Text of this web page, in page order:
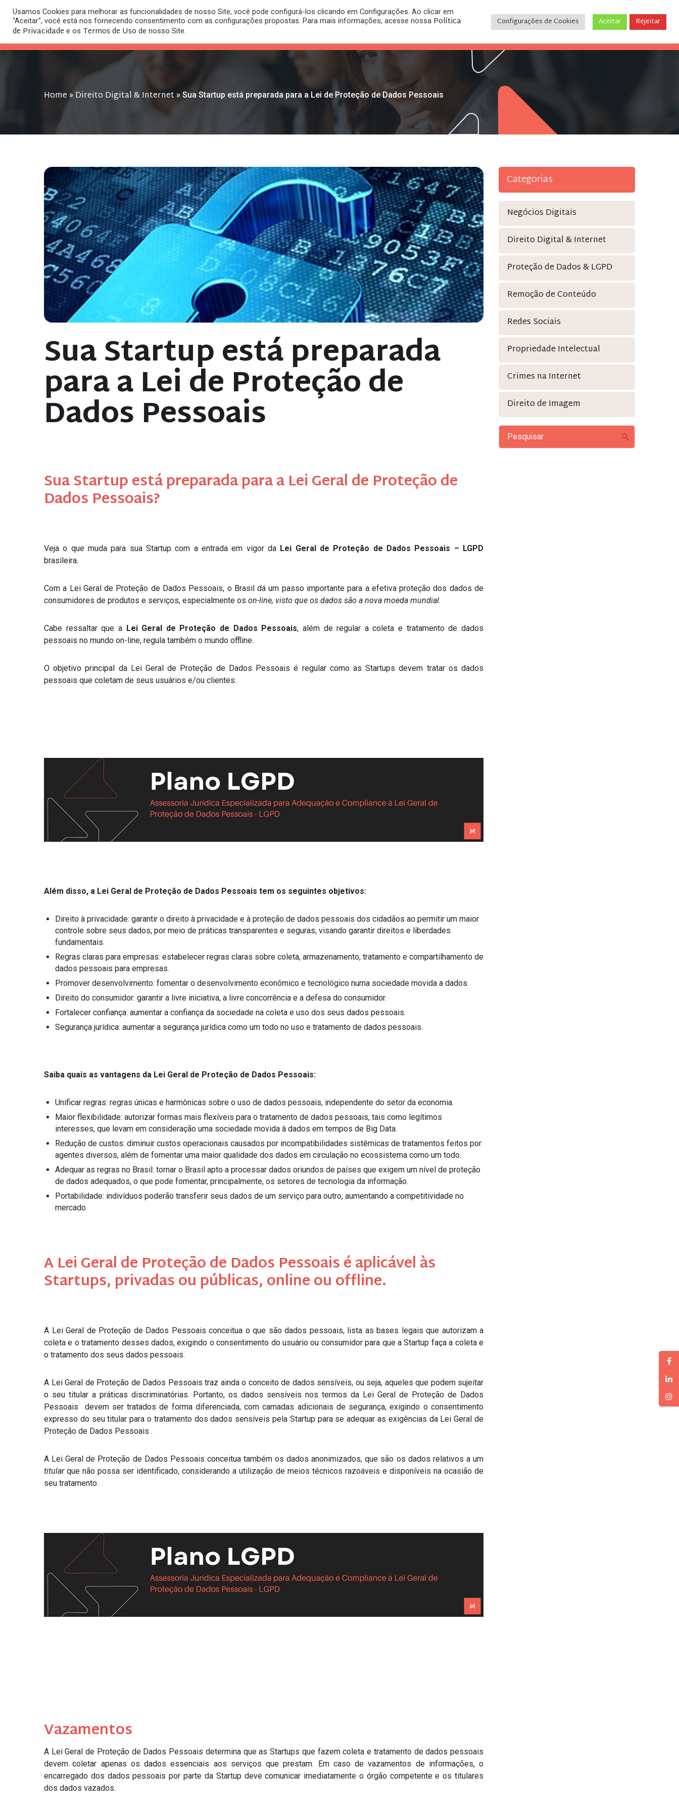
HOME O PLANO REGISTRO DE PUBLICAÇÕES CONTATO (31) 3243-9035
Home » Direito Digital & Internet» Sua Startup está preparada para a Lei de Proteção de Dados Pessoais
Sua Startup está preparada
para a Lei de Proteção de
Dados Pessoais
Sua Startup está preparada para a Lei Geral de Proteção de
Dados Pessoais?
Veja o que muda para sua Startup com a entrada em vigor da Lei Geral de Proteção de Dados Pessoais – LGPD
brasileira.
Com a Lei Geral de Proteção de Dados Pessoais, o Brasil dá um passo importante para a efetiva proteção dos dados de
consumidores de produtos e serviços, especialmente os on-line, visto que os dados são a nova moeda mundial.
Cabe ressaltar que a Lei Geral de Proteção de Dados Pessoais, além de regular a coleta e tratamento de dados
pessoais no mundo on-line, regula também o mundo offline.
O objetivo principal da Lei Geral de Proteção de Dados Pessoais é regular como as Startups devem tratar os dados
pessoais que coletam de seus usuários e/ou clientes.
Além disso, a Lei Geral de Proteção de Dados Pessoais tem os seguintes objetivos:
Direito à privacidade: garantir o direito à privacidade e à proteção de dados pessoais dos cidadãos ao permitir um maior
controle sobre seus dados, por meio de práticas transparentes e seguras, visando garantir direitos e liberdades
fundamentais.
Regras claras para empresas: estabelecer regras claras sobre coleta, armazenamento, tratamento e compartilhamento de
dados pessoais para empresas.
Promover desenvolvimento: fomentar o desenvolvimento econômico e tecnológico numa sociedade movida a dados.
Direito do consumidor: garantir a livre iniciativa, a livre concorrência e a defesa do consumidor.
Fortalecer confiança: aumentar a confiança da sociedade na coleta e uso dos seus dados pessoais.
Segurança jurídica: aumentar a segurança jurídica como um todo no uso e tratamento de dados pessoais.
Saiba quais as vantagens da Lei Geral de Proteção de Dados Pessoais:
Unificar regras: regras únicas e harmônicas sobre o uso de dados pessoais, independente do setor da economia.
Maior flexibilidade: autorizar formas mais flexíveis para o tratamento de dados pessoais, tais como legítimos
interesses, que levam em consideração uma sociedade movida à dados em tempos de Big Data.
Redução de custos: diminuir custos operacionais causados por incompatibilidades sistêmicas de tratamentos feitos por
agentes diversos, além de fomentar uma maior qualidade dos dados em circulação no ecossistema como um todo.
Adequar as regras no Brasil: tornar o Brasil apto a processar dados oriundos de países que exigem um nível de proteção
de dados adequados, o que pode fomentar, principalmente, os setores de tecnologia da informação.
Portabilidade: indivíduos poderão transferir seus dados de um serviço para outro, aumentando a competitividade no
mercado.
A Lei Geral de Proteção de Dados Pessoais é aplicável às
Startups, privadas ou públicas, online ou offline.
A Lei Geral de Proteção de Dados Pessoais conceitua o que são dados pessoais, lista as bases legais que autorizam a
coleta e o tratamento desses dados, exigindo o consentimento do usuário ou consumidor para que a Startup faça a coleta e
o tratamento dos seus dados pessoais.
A Lei Geral de Proteção de Dados Pessoais traz ainda o conceito de dados sensíveis, ou seja, aqueles que podem sujeitar
o seu titular a práticas discriminatórias. Portanto, os dados sensíveis nos termos da Lei Geral de Proteção de Dados
Pessoais devem ser tratados de forma diferenciada, com camadas adicionais de segurança, exigindo o consentimento
expresso do seu titular para o tratamento dos dados sensíveis pela Startup para se adequar as exigências da Lei Geral de
Proteção de Dados Pessoais .
A Lei Geral de Proteção de Dados Pessoais conceitua também os dados anonimizados, que são os dados relativos a um
titularque não possa ser identificado, considerando a utilização de meios técnicos razoáveis e disponíveis na ocasião de
seu tratamento.
Vazamentos
A Lei Geral de Proteção de Dados Pessoais determina que as Startups que fazem coleta e tratamento de dados pessoais
devem coletar apenas os dados essenciais aos serviços que prestam. Em caso de vazamentos de informações, o
encarregado dos dados pessoais por parte da Startup deve comunicar imediatamente o órgão competente e os titulares
dos dados vazados.
Categorias
Negócios Digitais
Direito Digital & Internet
Proteção de Dados & LGPD
Remoção de Conteúdo
Redes Sociais
Propriedade Intelectual
Crimes na Internet
Direito de Imagem
Usamos Cookies para melhorar as funcionalidades de nosso Site, você pode configurá-los clicando em Configurações. Ao clicar em
"Aceitar", você está nos fornecendo consentimento com as configurações propostas. Para mais informações, acesse nossa Política
de Privacidade e os Termos de Uso de nosso Site.
Configurações de Cookies Aceitar Rejeitar